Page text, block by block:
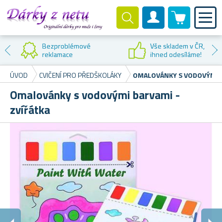
Zákaznický účet
0 produktů
Bezproblémové
reklamace
Vše skladem v ČR,
ihned odesíláme!
ÚVOD
CVIČENÍ PRO PŘEDŠKOLÁKY OMALOVÁNKY S VODOVÝMI
Omalovánky s vodovými barvami -
zvířátka